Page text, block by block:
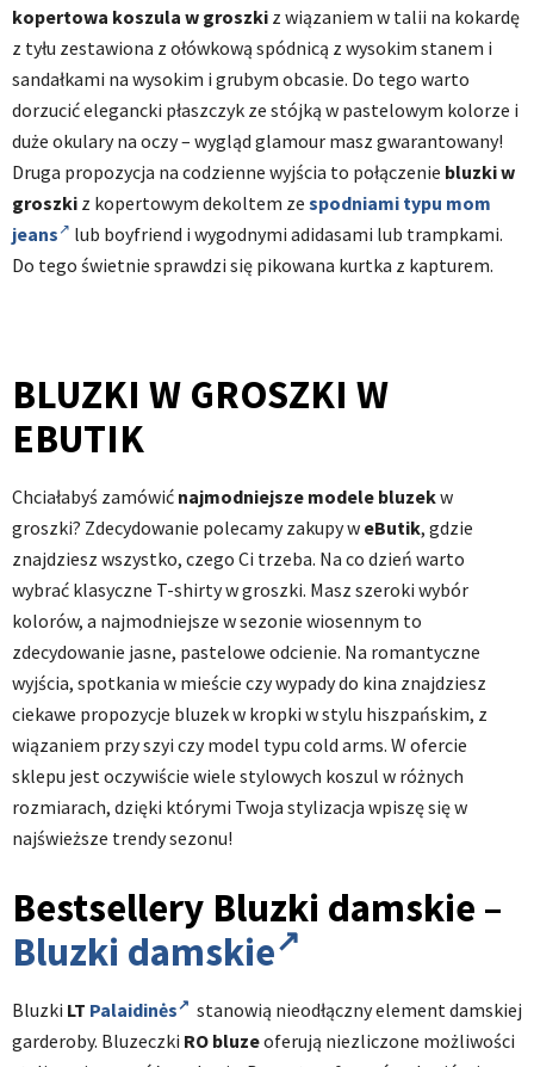
kopertowa koszula w groszki z wiązaniem w talii na kokardę
z tyłu zestawiona z ołówkową spódnicą z wysokim stanem i
sandałkami na wysokim i grubym obcasie. Do tego warto
dorzucić elegancki płaszczyk ze stójką w pastelowym kolorze i
duże okulary na oczy – wygląd glamour masz gwarantowany!
Druga propozycja na codzienne wyjścia to połączenie bluzki w
groszki z kopertowym dekoltem ze spodniami typu mom
jeans
lub boyfriend i wygodnymi adidasami lub trampkami.
Do tego świetnie sprawdzi się pikowana kurtka z kapturem.
BLUZKI W GROSZKI W
EBUTIK
Chciałabyś zamówić najmodniejsze modele bluzekw
groszki? Zdecydowanie polecamy zakupy w eButik, gdzie
znajdziesz wszystko, czego Ci trzeba. Na co dzień warto
wybrać klasyczne T-shirty w groszki. Masz szeroki wybór
kolorów, a najmodniejsze w sezonie wiosennym to
zdecydowanie jasne, pastelowe odcienie. Na romantyczne
wyjścia, spotkania w mieście czy wypady do kina znajdziesz
ciekawe propozycje bluzek w kropki w stylu hiszpańskim, z
wiązaniem przy szyi czy model typu cold arms. W ofercie
sklepu jest oczywiście wiele stylowych koszul w różnych
rozmiarach, dzięki którymi Twoja stylizacja wpiszę się w
najświeższe trendy sezonu!
Bestsellery Bluzki damskie –
Bluzki damskie
Bluzki LT Palaidinės
stanowią nieodłączny element damskiej
garderoby. Bluzeczki RO bluzeoferują niezliczone możliwości